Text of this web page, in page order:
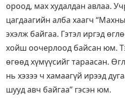
ороод, мах худалдан авлаа.
цагдаагийн алба хаагч
эхэлж байгаа. Гэтэл иргэд
хойш оочерлоод байсан юм.
өгөөд хүмүүсийг тараасан.
нь хэзээ ч хамаагүй ирээд
шууд авч байгаа” гэсэн юм.